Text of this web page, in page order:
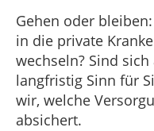
Gehen oder
in die private
wechseln? Sind
langfristig Sinn für
wir, welche
absichert.